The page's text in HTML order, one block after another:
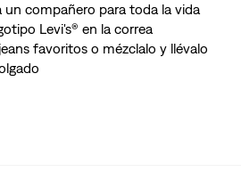
compañero para toda la vida
Levi's® en la correa
favoritos o mézclalo y llévalo